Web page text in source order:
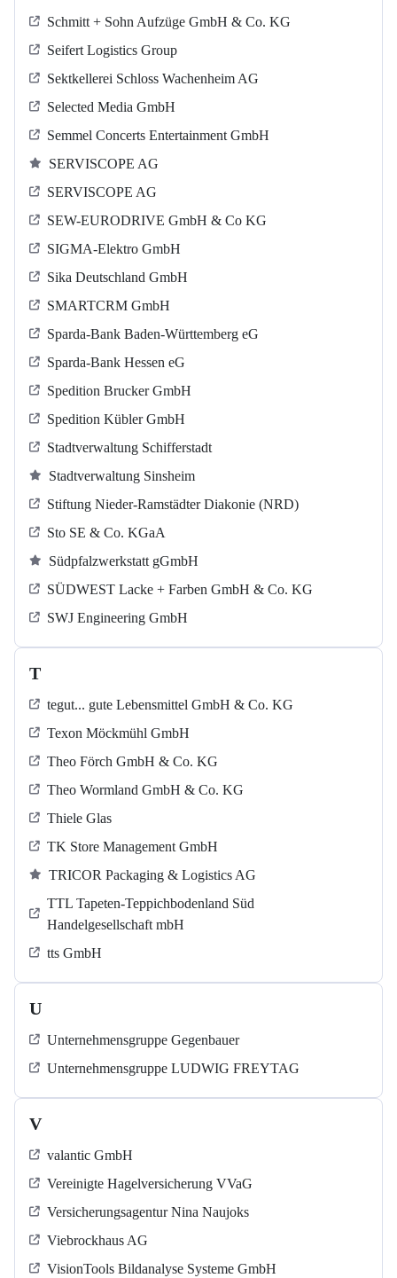
Schmitt + Sohn Aufzüge GmbH & Co. KG
Seifert Logistics Group
Sektkellerei Schloss Wachenheim AG
Selected Media GmbH
Semmel Concerts Entertainment GmbH
SERVISCOPE AG
SERVISCOPE AG
SEW-EURODRIVE GmbH & Co KG
SIGMA-Elektro GmbH
Sika Deutschland GmbH
SMARTCRM GmbH
Sparda-Bank Baden-Württemberg eG
Sparda-Bank Hessen eG
Spedition Brucker GmbH
Spedition Kübler GmbH
Stadtverwaltung Schifferstadt
Stadtverwaltung Sinsheim
Stiftung Nieder-Ramstädter Diakonie (NRD)
Sto SE & Co. KGaA
Südpfalzwerkstatt gGmbH
SÜDWEST Lacke + Farben GmbH & Co. KG
SWJ Engineering GmbH
T
tegut... gute Lebensmittel GmbH & Co. KG
Texon Möckmühl GmbH
Theo Förch GmbH & Co. KG
Theo Wormland GmbH & Co. KG
Thiele Glas
TK Store Management GmbH
TRICOR Packaging & Logistics AG
TTL Tapeten-Teppichbodenland Süd
Handelgesellschaft mbH
tts GmbH
U
Unternehmensgruppe Gegenbauer
Unternehmensgruppe LUDWIG FREYTAG
V
valantic GmbH
Vereinigte Hagelversicherung VVaG
Versicherungsagentur Nina Naujoks
Viebrockhaus AG
VisionTools Bildanalyse Systeme GmbH